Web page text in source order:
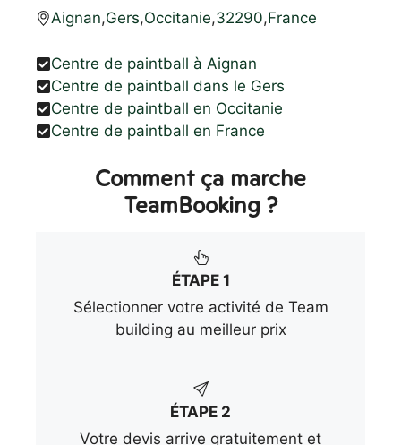
Aignan,Gers,Occitanie,32290,France
Centre de paintball à Aignan
Centre de paintball dans le Gers
Centre de paintball en Occitanie
Centre de paintball en France
Comment ça marche
TeamBooking ?
ÉTAPE 1
Sélectionner votre activité de Team
building au meilleur prix
ÉTAPE 2
Votre devis arrive gratuitement et